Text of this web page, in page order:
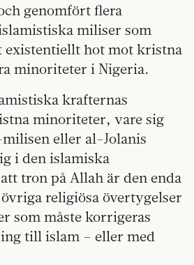
genomfört flera
miliser som
existentiellt hot mot kristna
minoriteter i Nigeria.
krafternas
minoriteter, vare sig
eller al-Jolanis
i den islamiska
tron på Allah är den enda
religiösa övertygelser
som måste korrigeras
till islam – eller med